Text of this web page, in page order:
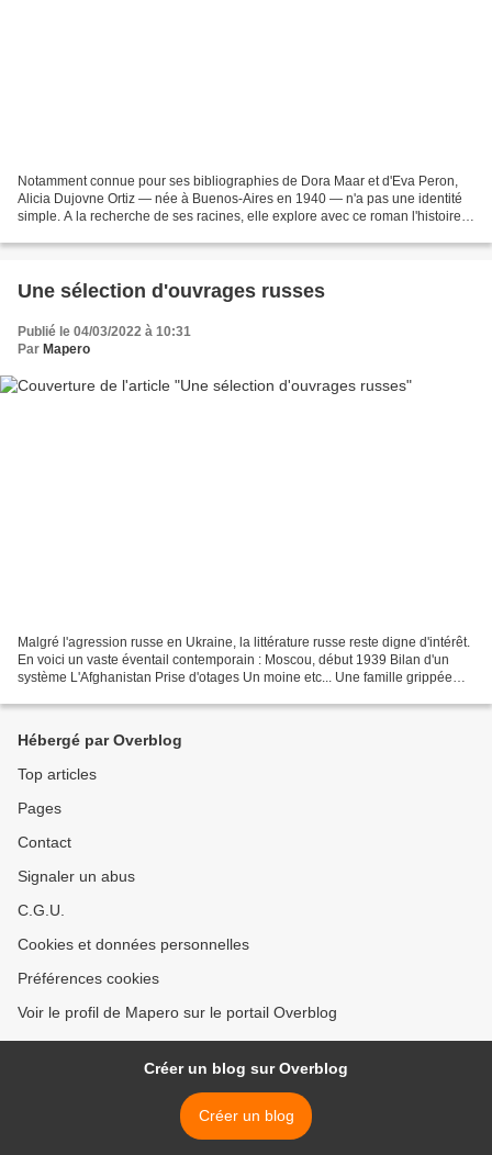
Notamment connue pour ses bibliographies de Dora Maar et d'Eva Peron,
Alicia Dujovne Ortiz — née à Buenos-Aires en 1940 — n'a pas une identité
simple. A la recherche de ses racines, elle explore avec ce roman l'histoire
Une sélection d'ouvrages russes
Publié le 04/03/2022 à 10:31
Par Mapero
Malgré l'agression russe en Ukraine, la littérature russe reste digne d'intérêt.
En voici un vaste éventail contemporain : Moscou, début 1939 Bilan d'un
système L'Afghanistan Prise d'otages Un moine etc... Une famille grippée
Hébergé par Overblog
Top articles
Pages
Contact
Signaler un abus
C.G.U.
Cookies et données personnelles
Préférences cookies
Voir le profil de Mapero sur le portail Overblog
Créer un blog sur Overblog
Créer un blog